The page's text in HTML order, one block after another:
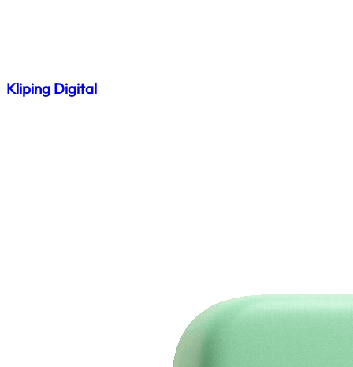
Kliping Digital